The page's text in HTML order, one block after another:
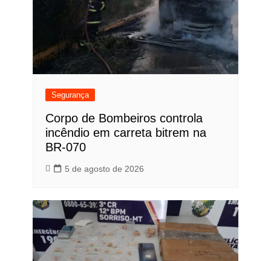
Segurança
Corpo de Bombeiros controla
incêndio em carreta bitrem na
BR-070
5 de agosto de 2026